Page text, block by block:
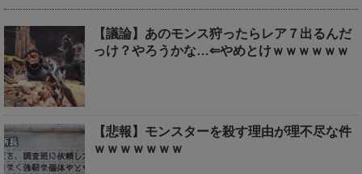
【議論】あのモンス狩ったらレア７出るんだ
っけ？やろうかな…⇐やめとけｗｗｗｗｗｗ
【悲報】モンスターを殺す理由が理不尽な件
ｗｗｗｗｗｗｗ